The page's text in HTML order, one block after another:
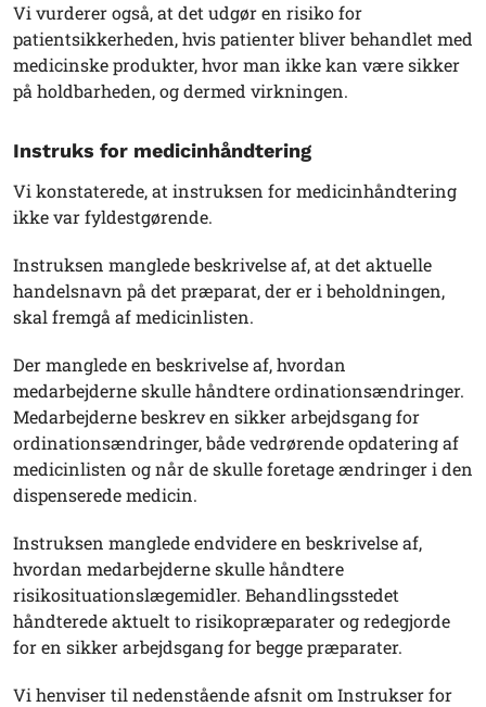
Vi vurderer også, at det udgør en risiko for
patientsikkerheden, hvis patienter bliver behandlet med
medicinske produkter, hvor man ikke kan være sikker
på holdbarheden, og dermed virkningen.
Instruks for medicinhåndtering
Vi konstaterede, at instruksen for medicinhåndtering
ikke var fyldestgørende.
Instruksen manglede beskrivelse af, at det aktuelle
handelsnavn på det præparat, der er i beholdningen,
skal fremgå af medicinlisten.
Der manglede en beskrivelse af, hvordan
medarbejderne skulle håndtere ordinationsændringer.
Medarbejderne beskrev en sikker arbejdsgang for
ordinationsændringer, både vedrørende opdatering af
medicinlisten og når de skulle foretage ændringer i den
dispenserede medicin.
Instruksen manglede endvidere en beskrivelse af,
hvordan medarbejderne skulle håndtere
risikosituationslægemidler. Behandlingsstedet
håndterede aktuelt to risikopræparater og redegjorde
for en sikker arbejdsgang for begge præparater.
Vi henviser til nedenstående afsnit om Instrukser for